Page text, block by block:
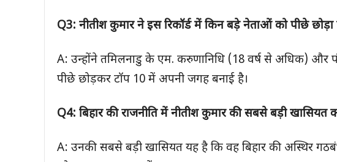
Q3: नीतीश कुमार ने इस रिकॉर्ड में किन बड़े नेताओं को पीछे छोड़ा
A: उन्होंने तमिलनाडु के एम. करुणानिधि (18 वर्ष से अधिक) और
पीछे छोड़कर टॉप 10 में अपनी जगह बनाई है।
Q4: बिहार की राजनीति में नीतीश कुमार की सबसे बड़ी खासियत
A: उनकी सबसे बड़ी खासियत यह है कि वह बिहार की अस्थिर